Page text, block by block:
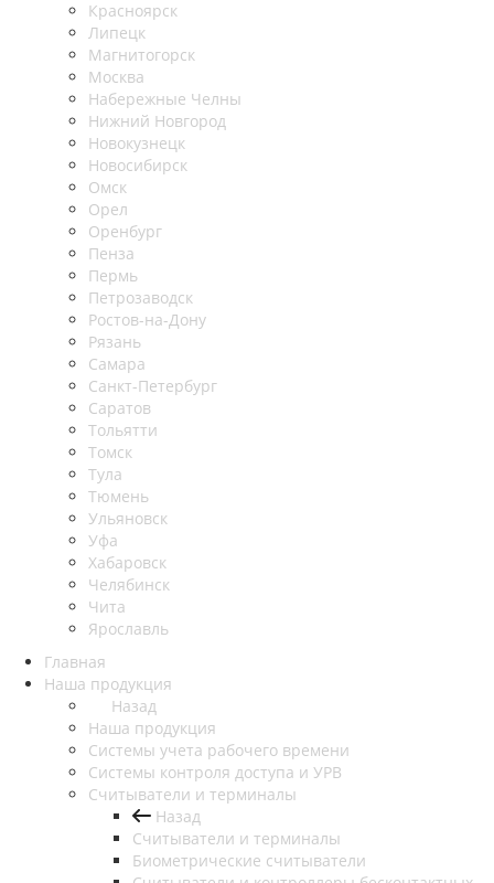
Красноярск
Липецк
Магнитогорск
Москва
Набережные Челны
Нижний Новгород
Новокузнецк
Новосибирск
Омск
Орел
Оренбург
Пенза
Пермь
Петрозаводск
Ростов-на-Дону
Рязань
Самара
Санкт-Петербург
Саратов
Тольятти
Томск
Тула
Тюмень
Ульяновск
Уфа
Хабаровск
Челябинск
Чита
Ярославль
Главная
Наша продукция
Назад
Наша продукция
Cистемы учета рабочего времени
Системы контроля доступа и УРВ
Считыватели и терминалы
Назад
Считыватели и терминалы
Биометрические считыватели